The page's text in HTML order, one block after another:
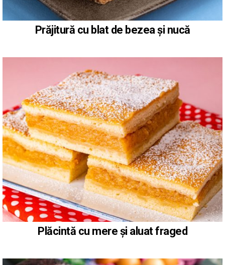
Prăjitură cu blat de bezea și nucă
Plăcintă cu mere și aluat fraged